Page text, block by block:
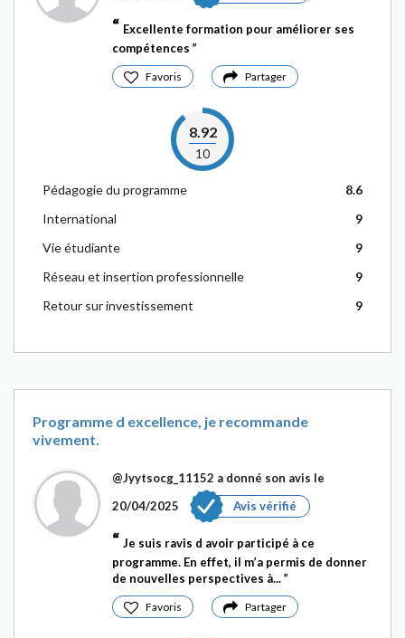
Excellente formation pour améliorer ses
compétences
Favoris Partager
8.92
10
Pédagogie du programme
8.6
International
9
Vie étudiante
9
Réseau et insertion professionnelle
9
Retour sur investissement
9
Programme d excellence, je recommande
vivement.
@Jyytsocg_11152 a donné son avis le
20/04/2025
Avis vérifié
Je suis ravis d avoir participé à ce
programme. En effet, il m’a permis de donner
de nouvelles perspectives à...
Favoris Partager